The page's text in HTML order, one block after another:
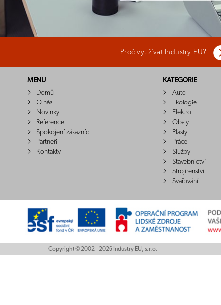
Proč využívat Industry-EU?
MENU
Domů
O nás
Novinky
Reference
Spokojení zákazníci
Partneři
Kontakty
KATEGORIE
Auto
Ekologie
Elektro
Obaly
Plasty
Práce
Služby
Stavebnictví
Strojírenství
Svařování
Copyright © 2002 - 2026 Industry EU, s.r.o.